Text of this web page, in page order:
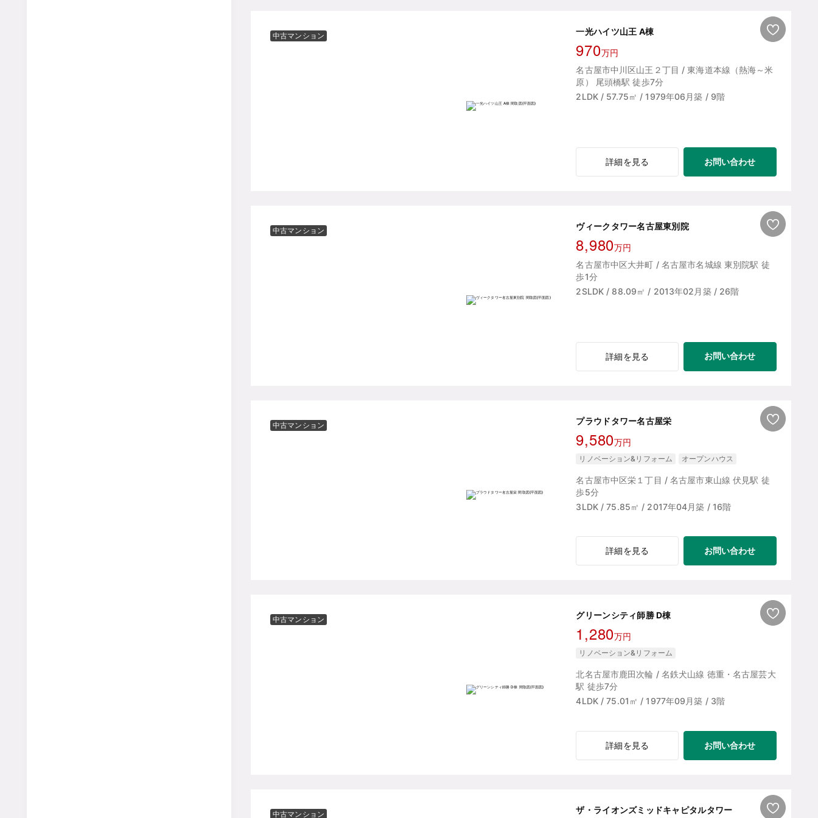
中古マンション 一光ハイツ山王 A棟
970万円
名古屋市中川区山王２丁目 / 東海道本線（熱海～米
原） 尾頭橋駅 徒歩7分
2LDK / 57.75㎡ / 1979年06月築 / 9階
詳細を見る お問い合わせ
中古マンション ヴィークタワー名古屋東別院
8,980万円
名古屋市中区大井町 / 名古屋市名城線 東別院駅 徒
歩1分
2SLDK / 88.09㎡ / 2013年02月築 / 26階
詳細を見る お問い合わせ
中古マンション プラウドタワー名古屋栄
9,580万円
リノベーション&リフォーム オープンハウス
名古屋市中区栄１丁目 / 名古屋市東山線 伏見駅 徒
歩5分
3LDK / 75.85㎡ / 2017年04月築 / 16階
詳細を見る お問い合わせ
中古マンション グリーンシティ師勝 D棟
1,280万円
リノベーション&リフォーム
北名古屋市鹿田次輪 / 名鉄犬山線 徳重・名古屋芸大
駅 徒歩7分
4LDK / 75.01㎡ / 1977年09月築 / 3階
詳細を見る お問い合わせ
中古マンション ザ・ライオンズミッドキャピタルタワー